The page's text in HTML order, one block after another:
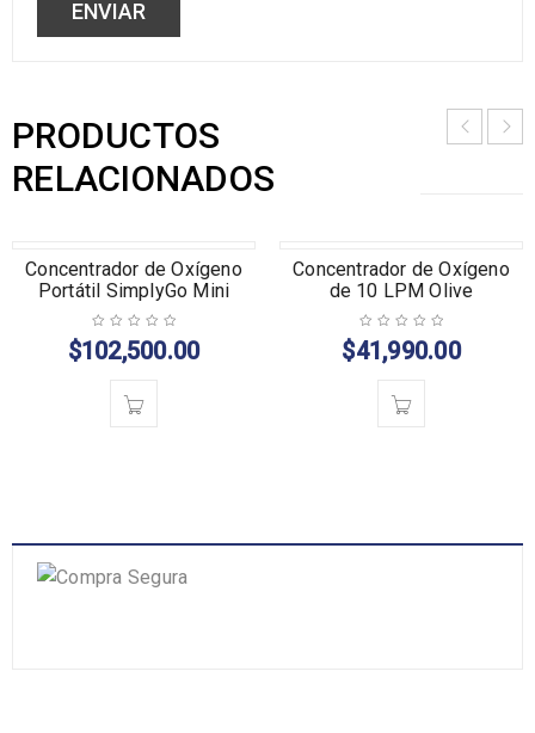
PRODUCTOS
RELACIONADOS
AGOTADO
Concentrador de Oxígeno
Portátil SimplyGo Mini
$102,500.00
Concentrador de Oxígeno
de 10 LPM Olive
$41,990.00